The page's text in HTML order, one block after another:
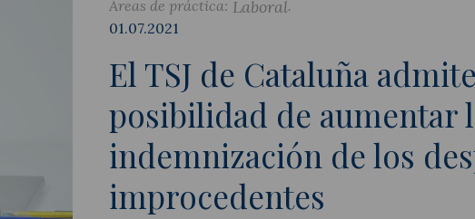
Áreas de práctica: Laboral
01.07.2021
El TSJ de Cataluña
posibilidad de aumentar
indemnización de los
improcedentes